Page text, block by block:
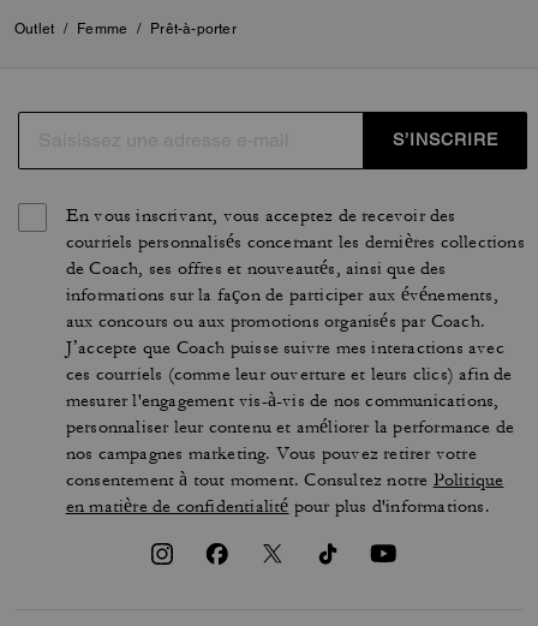
Outlet / Femme / Prêt-à-porter
S’INSCRIRE
En vous inscrivant, vous acceptez de recevoir des
courriels personnalisés concernant les dernières collections
de Coach, ses offres et nouveautés, ainsi que des
informations sur la façon de participer aux événements,
aux concours ou aux promotions organisés par Coach.
J’accepte que Coach puisse suivre mes interactions avec
ces courriels (comme leur ouverture et leurs clics) afin de
mesurer l'engagement vis-à-vis de nos communications,
personnaliser leur contenu et améliorer la performance de
nos campagnes marketing. Vous pouvez retirer votre
consentement à tout moment. Consultez notre Politique
en matière de confidentialité pour plus d'informations.